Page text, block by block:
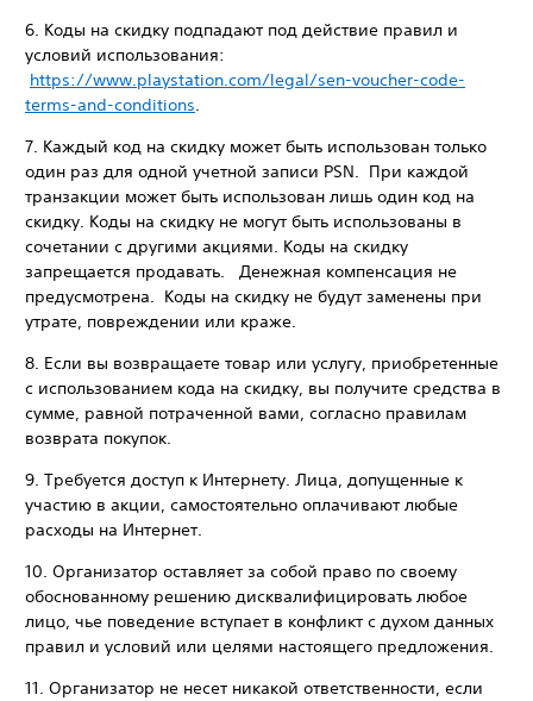
‎6. Коды на скидку подпадают под действие правил и
условий использования:
https://www.playstation.com/legal/sen-voucher-code-
terms-and-conditions‎.
‎7. Каждый код на скидку может быть использован только
один раз для одной учетной записи PSN. ‎ При каждой
транзакции может быть использован лишь один код на
скидку. Коды на скидку не могут быть использованы в
сочетании с другими акциями. Коды на скидку
запрещается продавать. ‎ Денежная компенсация не
предусмотрена. ‎ Коды на скидку не будут заменены при
утрате, повреждении или краже.
‎8. Если вы возвращаете товар или услугу, приобретенные
с использованием кода на скидку, вы получите средства в
сумме, равной потраченной вами, согласно правилам
возврата покупок.
‎9. Требуется доступ к Интернету. Лица, допущенные к
участию в акции, самостоятельно оплачивают любые
расходы на Интернет.
‎10. Организатор оставляет за собой право по своему
обоснованному решению дисквалифицировать любое
лицо, чье поведение вступает в конфликт с духом данных
правил и условий или целями настоящего предложения.
‎11. Организатор не несет никакой ответственности, если